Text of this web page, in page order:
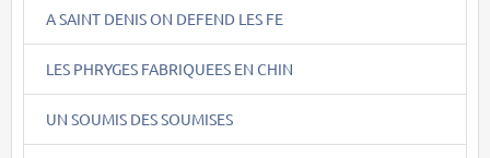
A SAINT DENIS ON DEFEND LES FE
LES PHRYGES FABRIQUEES EN CHIN
UN SOUMIS DES SOUMISES